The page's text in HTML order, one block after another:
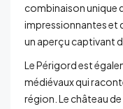
combinaison unique
impressionnantes et
un aperçu captivant
Le Périgord est
médiévaux qui
région. Le château